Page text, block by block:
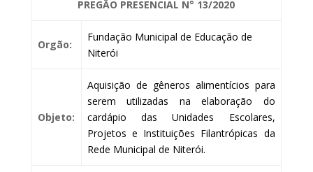
PREGÃO PRESENCIAL N° 13/2020
Orgão:
Fundação Municipal de Educação de
Niterói
Objeto:
Aquisição de gêneros alimentícios para
serem utilizadas na elaboração do
cardápio das Unidades Escolares,
Projetos e Instituições Filantrópicas da
Rede Municipal de Niterói.